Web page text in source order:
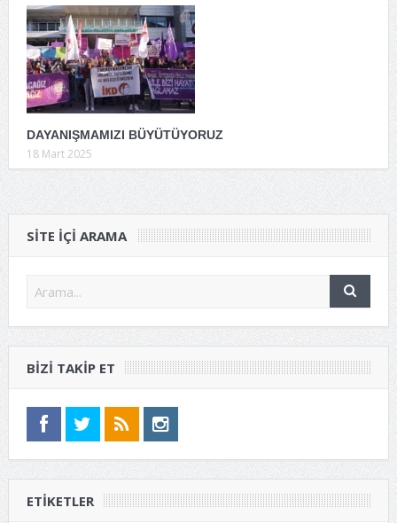
DAYANIŞMAMIZI BÜYÜTÜYORUZ
18 Mart 2025
SITE IÇI ARAMA
BIZI TAKIP ET
ETIKETLER